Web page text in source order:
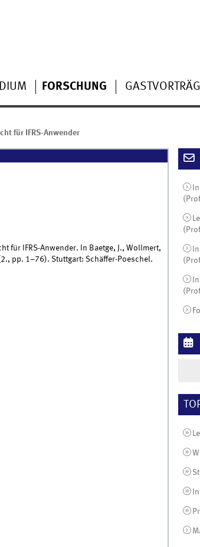
FORSCHUNG
für IFRS-Anwender
für IFRS-Anwender. In Baetge, J., Wollmert,
pp. 1–76). Stuttgart: Schäffer-Poeschel.